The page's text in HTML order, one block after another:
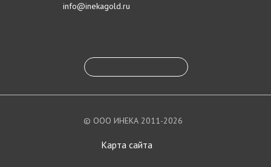
info@inekagold.ru
© ООО ИНЕКА 2011-2026
Карта сайта